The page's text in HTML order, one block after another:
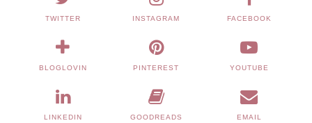
TWITTER INSTAGRAM FACEBOOK
BLOGLOVIN PINTEREST YOUTUBE
LINKEDIN GOODREADS EMAIL